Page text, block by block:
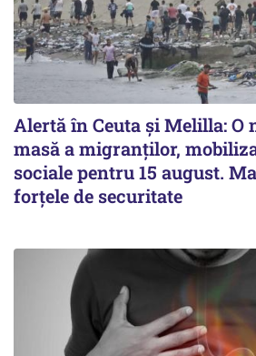
Alertă în Ceuta și Melilla: O
masă a migranților,
sociale pentru 15 august.
forțele de securitate